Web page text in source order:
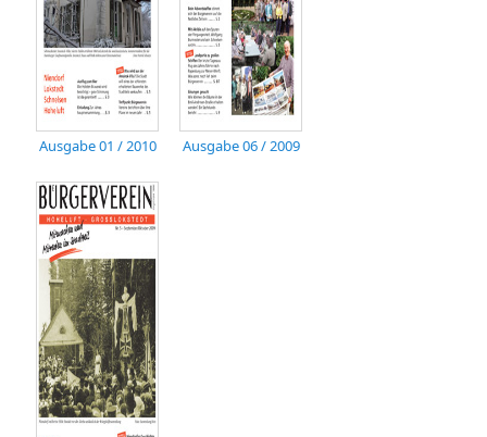
Ausgabe 01 / 2010 Ausgabe 06 / 2009